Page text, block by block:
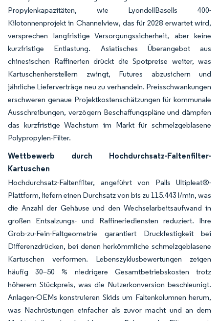
Propylenkapazitäten, wie LyondellBasells 400-
Kilotonnenprojekt in Channelview, das für 2028 erwartet wird,
versprechen langfristige Versorgungssicherheit, aber keine
kurzfristige Entlastung. Asiatisches Überangebot aus
chinesischen Raffinerien drückt die Spotpreise weiter, was
Kartuschenherstellern zwingt, Futures abzusichern und
jährliche Lieferverträge neu zu verhandeln. Preisschwankungen
erschweren genaue Projektkostenschätzungen für kommunale
Ausschreibungen, verzögern Beschaffungspläne und dämpfen
das kurzfristige Wachstum im Markt für schmelzgeblasene
Polypropylen-Filter.
Wettbewerb durch Hochdurchsatz-Faltenfilter-
Kartuschen
Hochdurchsatz-Faltenfilter, angeführt von Palls Ultipleat®-
Plattform, liefern einen Durchsatz von bis zu 115.443 l/min, was
die Anzahl der Gehäuse und den Wechselarbeitsaufwand in
großen Entsalzungs- und Raffineriediensten reduziert. Ihre
Grob-zu-Fein-Faltgeometrie garantiert Druckfestigkeit bei
Differenzdrücken, bei denen herkömmliche schmelzgeblasene
Kartuschen verformen. Lebenszyklusbewertungen zeigen
häufig 30–50 % niedrigere Gesamtbetriebskosten trotz
höherem Stückpreis, was die Nutzerkonversion beschleunigt.
Anlagen-OEMs konstruieren Skids um Faltenkolumnen herum,
was Nachrüstungen einfacher als zuvor macht und an dem